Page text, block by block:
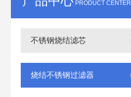
PRODUCT CENTER
不锈钢烧结滤芯
烧结不锈钢过滤器